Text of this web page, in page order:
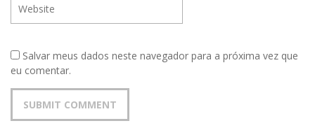
Salvar meus dados neste navegador para a próxima vez que
eu comentar.